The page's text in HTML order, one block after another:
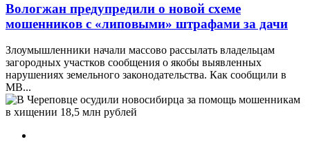
Вологжан предупредили о новой схеме
мошенников с «липовыми» штрафами за дачи
Злоумышленники начали массово рассылать владельцам
загородных участков сообщения о якобы выявленных
нарушениях земельного законодательства. Как сообщили в
МВ...